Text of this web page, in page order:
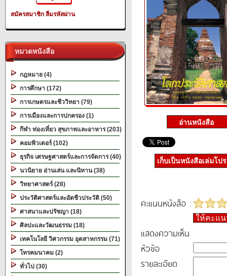
สมัครสมาชิก ลืมรหัสผ่าน
หมวดหนังสือ
กฎหมาย (4)
การศึกษา (172)
การเกษตรและชีววิทยา (79)
การเมืองและการปกครอง (1)
กีฬา ท่องเที่ยว สุขภาพและอาหาร (203)
คอมพิวเตอร์ (102)
ธุรกิจ เศรษฐศาสตร์และการจัดการ (40)
นวนิยาย อ่านเล่น และนิทาน (38)
วิทยาศาสตร์ (28)
ประวัติศาสตร์และอัตชีวประวัติ (50)
ศาสนาและปรัชญา (18)
ศิลปะและวัฒนธรรม (18)
เทคโนโลยี วิศวกรรม อุตสาหกรรม (71)
โทรคมนาคม (2)
ทั่วไป (30)
เก็บเป็นหนังสือเล่มโป
คะแนนหนังสือ :
ให้คะแ
แสดงความเห็น
หัวข้อ
รายละเอียด